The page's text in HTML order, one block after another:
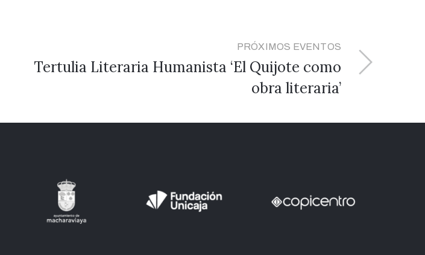
PRÓXIMOS EVENTOS
Tertulia Literaria Humanista ‘El Quijote como
obra literaria’